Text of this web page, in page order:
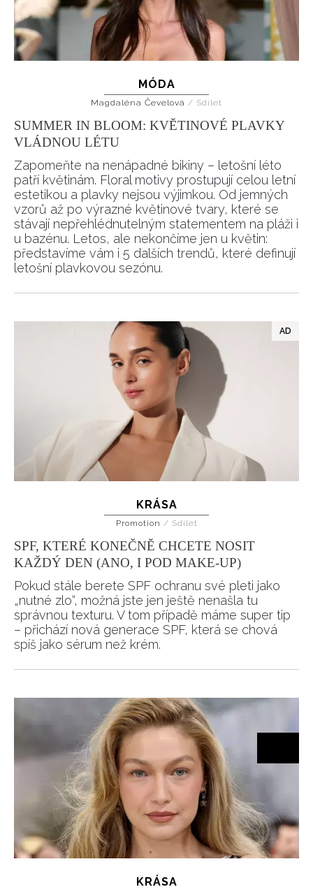
NEWSLETTER
MÓDA
Magdaléna Čevelová / Sdílet
SUMMER IN BLOOM: KVĚTINOVÉ PLAVKY
VLÁDNOU LÉTU
Zapomeňte na nenápadné bikiny – letošní léto
patří květinám. Floral motivy prostupují celou letní
estetikou a plavky nejsou výjimkou. Od jemných
vzorů až po výrazné květinové tvary, které se
stávají nepřehlédnutelným statementem na pláži i
u bazénu. Letos, ale nekončíme jen u květin:
představíme vám i 5 dalších trendů, které definují
letošní plavkovou sezónu.
KRÁSA
Promotion / Sdílet
SPF, KTERÉ KONEČNĚ CHCETE NOSIT
KAŽDÝ DEN (ANO, I POD MAKE-UP)
Pokud stále berete SPF ochranu své pleti jako
„nutné zlo“, možná jste jen ještě nenašla tu
správnou texturu. V tom případě máme super tip
– přichází nová generace SPF, která se chová
spíš jako sérum než krém.
KRÁSA